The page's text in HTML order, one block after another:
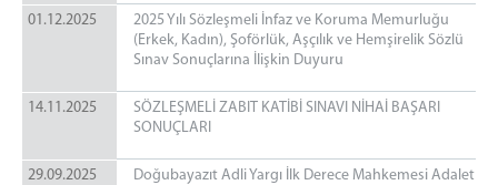
01.12.2025
2025 Yılı Sözleşmeli İnfaz ve Koruma Memurluğu
(Erkek, Kadın), Şoförlük, Aşçılık ve Hemşirelik Sözlü
Sınav Sonuçlarına İlişkin Duyuru
14.11.2025
SÖZLEŞMELİ ZABIT KATİBİ SINAVI NİHAİ BAŞARI
SONUÇLARI
29.09.2025
Doğubayazıt Adli Yargı İlk Derece Mahkemesi Adalet